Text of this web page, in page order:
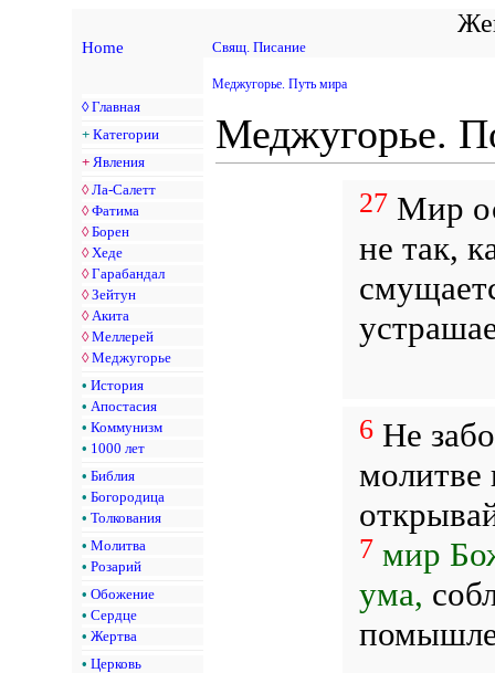
Home Свящ. Писание
◊ Главная
+ Категории
+ Явления
◊ Ла-Салетт
◊ Фатима
◊ Борен
◊ Хеде
◊ Гарабандал
◊ Зейтун
◊ Акита
◊ Меллерей
◊ Меджугорье
• История
• Апостасия
• Коммунизм
• 1000 лет
• Библия
• Богородица
• Толкования
• Молитва
• Розарий
• Обожение
• Сердце
• Жертва
• Церковь
Меджугорье. Путь мира
Меджугорье.
27Мир
не так,
6Не
молитве
7 мир
ума,